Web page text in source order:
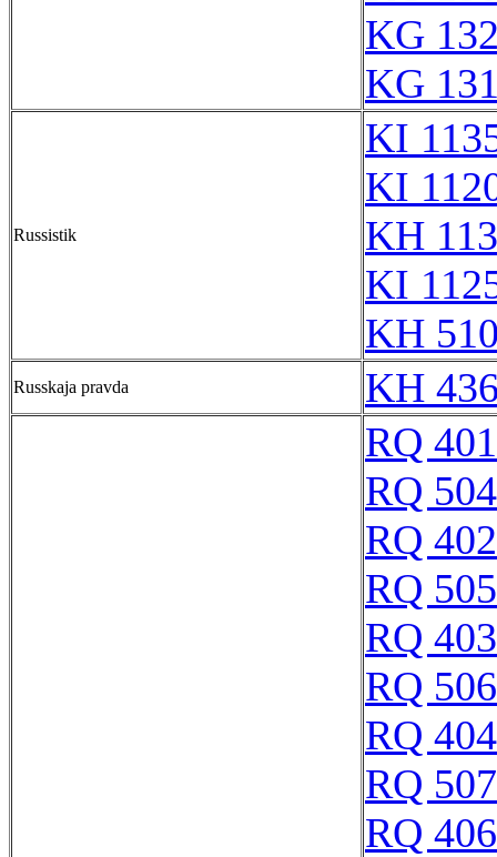
KG
KG
Russistik
KI
KI
KH
KI
KH
Russkaja pravda
KH
RQ
RQ
RQ
RQ
RQ
RQ
RQ
RQ
RQ